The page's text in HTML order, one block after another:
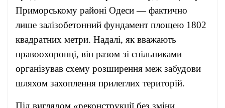
Приморському районі Одеси — фактично
лише залізобетонний фундамент площею 1802
квадратних метри. Надалі, як вважають
правоохоронці, він разом зі спільниками
організував схему розширення меж забудови
шляхом захоплення прилеглих територій.
Під виглядом «реконструкції без зміни